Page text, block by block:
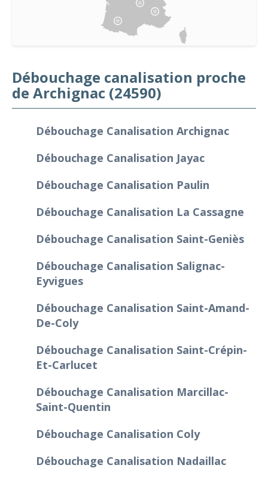
Débouchage canalisation proche
de Archignac (24590)
Débouchage Canalisation Archignac
Débouchage Canalisation Jayac
Débouchage Canalisation Paulin
Débouchage Canalisation La Cassagne
Débouchage Canalisation Saint-Geniès
Débouchage Canalisation Salignac-
Eyvigues
Débouchage Canalisation Saint-Amand-
De-Coly
Débouchage Canalisation Saint-Crépin-
Et-Carlucet
Débouchage Canalisation Marcillac-
Saint-Quentin
Débouchage Canalisation Coly
Débouchage Canalisation Nadaillac